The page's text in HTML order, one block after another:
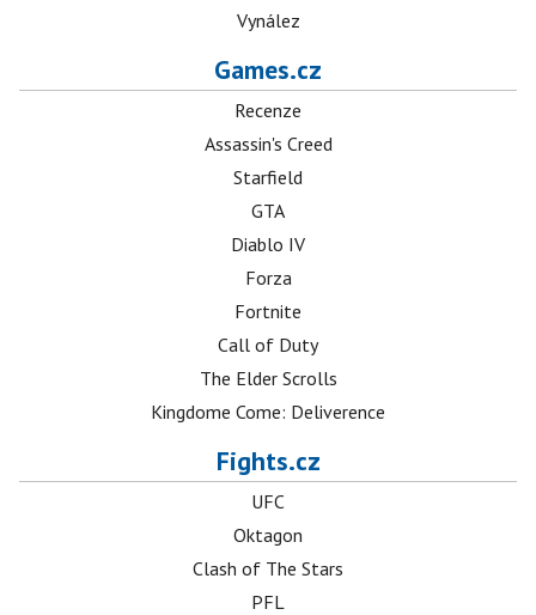
Vynález
Games.cz
Recenze
Assassin's Creed
Starfield
GTA
Diablo IV
Forza
Fortnite
Call of Duty
The Elder Scrolls
Kingdome Come: Deliverence
Fights.cz
UFC
Oktagon
Clash of The Stars
PFL